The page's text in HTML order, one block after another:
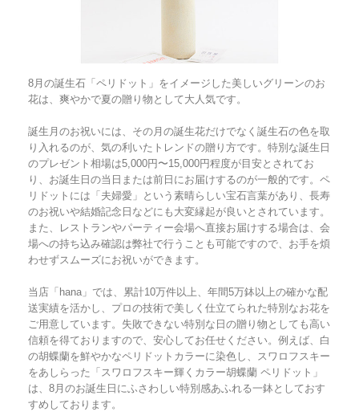
8月の誕生石「ペリドット」をイメージした美しいグリーンのお
花は、爽やかで夏の贈り物として大人気です。
誕生月のお祝いには、その月の誕生花だけでなく誕生石の色を取
り入れるのが、気の利いたトレンドの贈り方です。特別な誕生日
のプレゼント相場は5,000円〜15,000円程度が目安とされてお
り、お誕生日の当日または前日にお届けするのが一般的です。ペ
リドットには「夫婦愛」という素晴らしい宝石言葉があり、長寿
のお祝いや結婚記念日などにも大変縁起が良いとされています。
また、レストランやパーティー会場へ直接お届けする場合は、会
場への持ち込み確認は弊社で行うことも可能ですので、お手を煩
わせずスムーズにお祝いができます。
当店「hana」では、累計10万件以上、年間5万鉢以上の確かな配
送実績を活かし、プロの技術で美しく仕立てられた特別なお花を
ご用意しています。失敗できない特別な日の贈り物としても高い
信頼を得ておりますので、安心してお任せください。例えば、白
の胡蝶蘭を鮮やかなペリドットカラーに染色し、スワロフスキー
をあしらった「スワロフスキー輝くカラー胡蝶蘭 ペリドット」
は、8月のお誕生日にふさわしい特別感あふれる一鉢としておす
すめしております。